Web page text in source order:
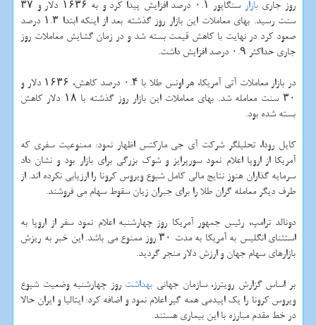
روز جاریبازار
سنگاپور ۰.۱ درصد افزایش پیدا كرد و به ۱۶۳۶ دلار و ۳۷
سنت رسید. بهای معاملات این بازار روز گذشته بعد از اینكه ابتدا ۱.۳ درصد
صعود كرد در نهایت با كاهش قیمت بسته شد و در زمان گشایش معاملات روز
جاری حداكثر ۰.۹ درصد افزایش داشت.
در بازار معاملات آتی آمریكا، هر اونس طلا با ۰.۴ درصد كاهش، ۱۶۳۶ دلار و
۳۰ سنت معامله شد. بهای معاملات این بازار روز گذشته با ۱۸ دلار كاهش
بسته شده بود.
كایل رودا، تحلیلگر شركت آی جی ماركتس اظهار نمود: ممنوعیت سفری كه
آمریكا از اروپا اعلام نمود سورپرایز و شوك بزرگی برای بازار بود و نشان داد
سرمایه گذاران هنوز نتایج مالی كامل شیوع ویروس كرونا را ارزیابی نكرده اند. از
طرف دیگر معامله گران طلا را برای جبران زیان سقوط سهام می فروشند.
دونالد ترامپ، رئیس جمهور آمریكا روز چهارشنبه اعلام نمود سفر از اروپا به
استثنای انگلیس به آمریكا به مدت ۳۰ روز ممنوع می باشد. این خبر به ریزش
بازارهای سهام جهان و ارزش دلار منجر گردید.
بر اساس گزارش رویترز، سازمان جهانی بهداشت روز چهارشنبه وضعیت شیوع
ویروس كرونا را یك اپیدمی همه گیر اعلام نمود و اضافه كرد: ایتالیا و ایران حالا
در خط مقدم مبارزه با این بیماری هستند.